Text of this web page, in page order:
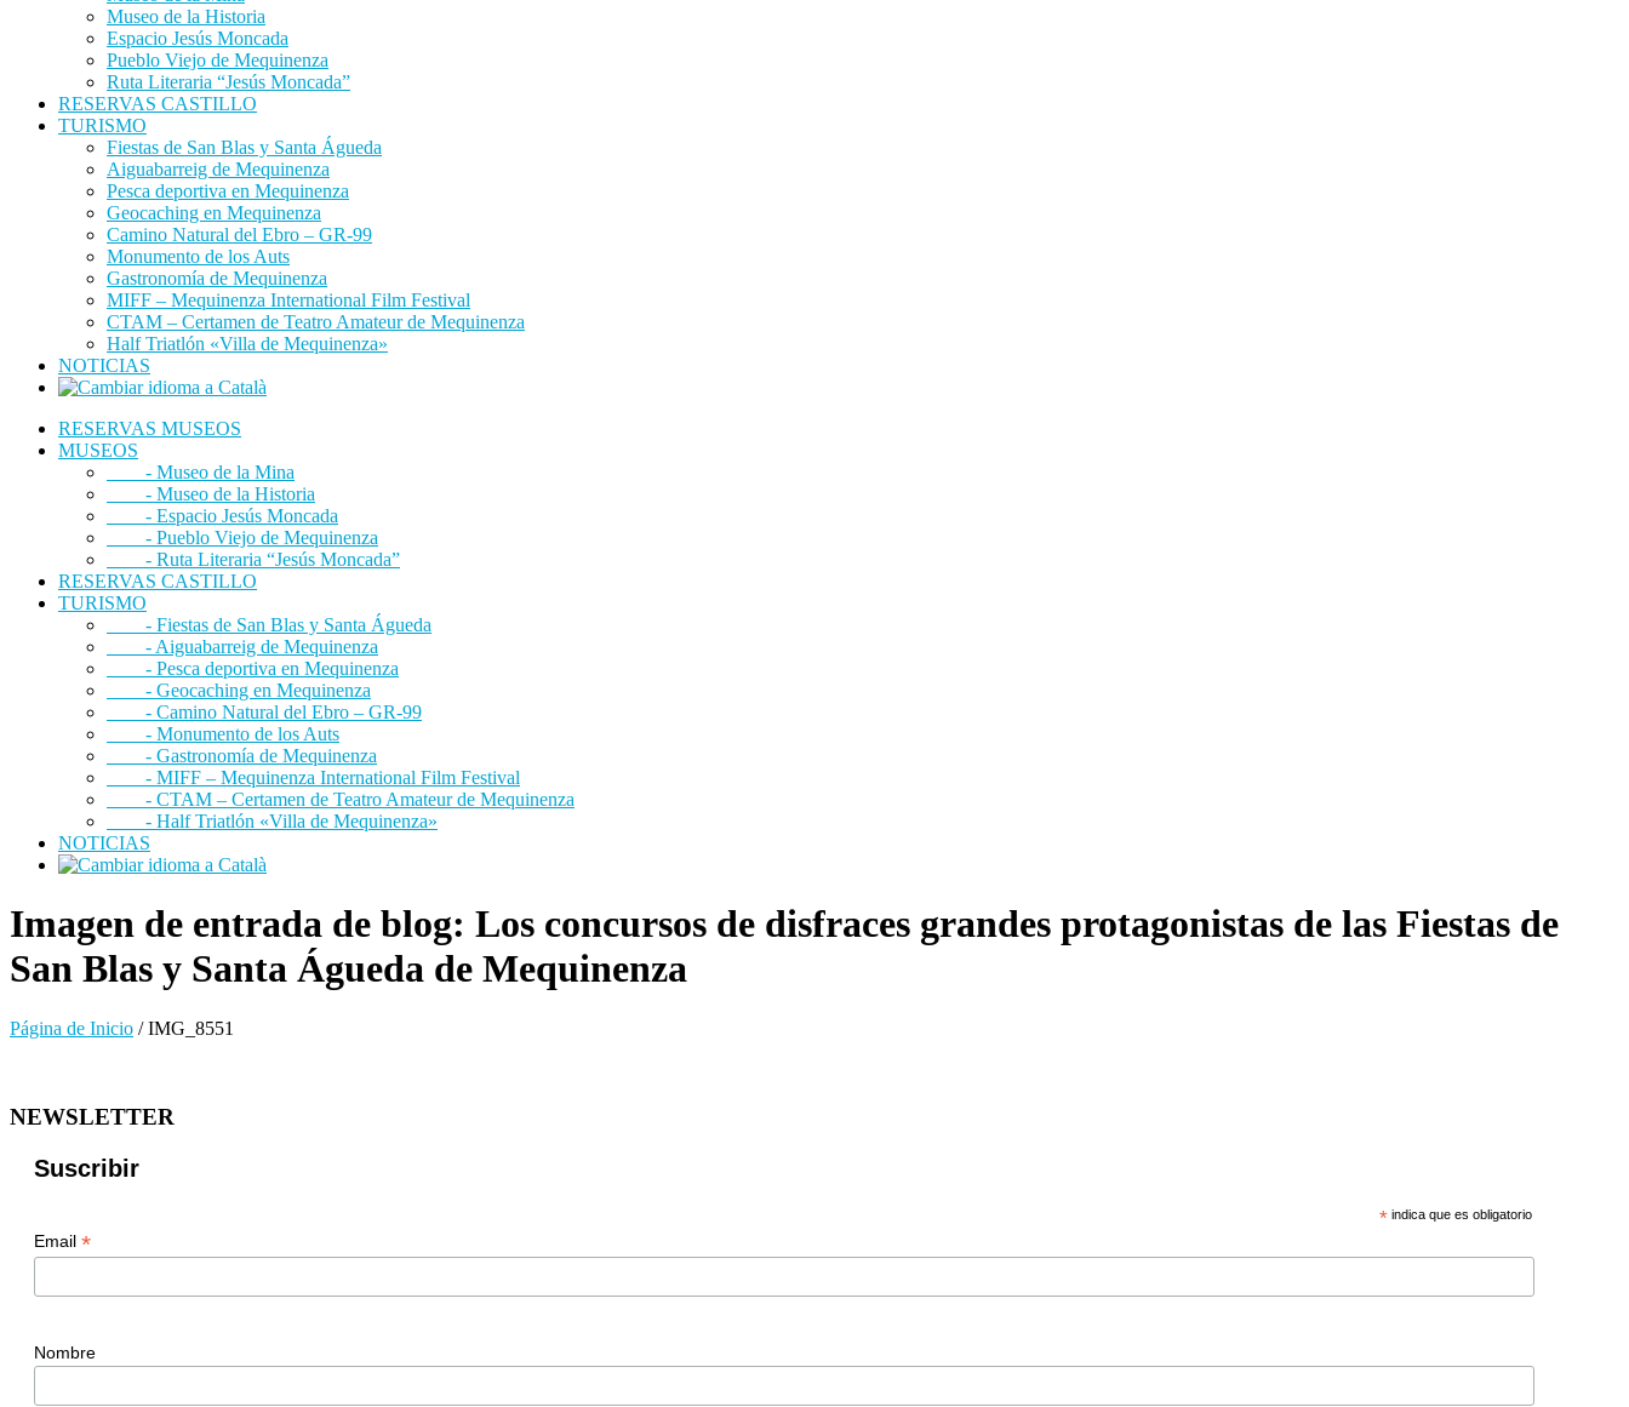
Museo de la Historia
Espacio Jesús Moncada
Pueblo Viejo de Mequinenza
Ruta Literaria “Jesús Moncada”
RESERVAS CASTILLO
TURISMO
Fiestas de San Blas y Santa Águeda
Aiguabarreig de Mequinenza
Pesca deportiva en Mequinenza
Geocaching en Mequinenza
Camino Natural del Ebro – GR-99
Monumento de los Auts
Gastronomía de Mequinenza
MIFF – Mequinenza International Film Festival
CTAM – Certamen de Teatro Amateur de Mequinenza
Half Triatlón «Villa de Mequinenza»
NOTICIAS
RESERVAS MUSEOS
MUSEOS
- Museo de la Mina
- Museo de la Historia
- Espacio Jesús Moncada
- Pueblo Viejo de Mequinenza
- Ruta Literaria “Jesús Moncada”
RESERVAS CASTILLO
TURISMO
- Fiestas de San Blas y Santa Águeda
- Aiguabarreig de Mequinenza
- Pesca deportiva en Mequinenza
- Geocaching en Mequinenza
- Camino Natural del Ebro – GR-99
- Monumento de los Auts
- Gastronomía de Mequinenza
- MIFF – Mequinenza International Film Festival
- CTAM – Certamen de Teatro Amateur de Mequinenza
- Half Triatlón «Villa de Mequinenza»
NOTICIAS
Imagen de entrada de blog: Los concursos de disfraces grandes protagonistas de las Fiestas de
San Blas y Santa Águeda de Mequinenza
Página de Inicio /IMG_8551
NEWSLETTER
Suscribir
* indica que es obligatorio
Email *
Nombre